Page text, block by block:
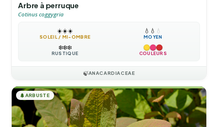
Arbre à perruque
Cotinus coggygria
☀️☀️☀️
SOLEIL / MI-OMBRE
💧 💧 💧
MOYEN
❄️❄️❄️
RUSTIQUE COULEURS
🍃ANACARDIACEAE
🌲ARBUSTE